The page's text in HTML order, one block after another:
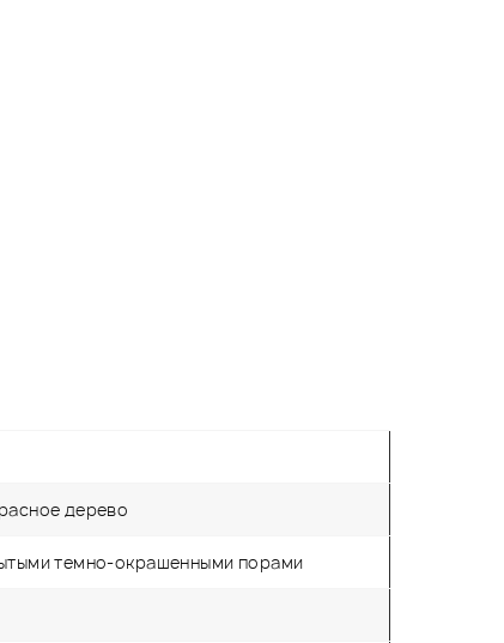
дерево
темно-окрашенными порами